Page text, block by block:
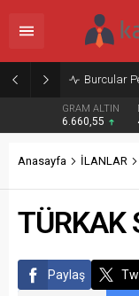
Burcular
GRAM ALTIN
6.660,55
Anasayfa İLANLAR
TÜRKAK
Paylaş